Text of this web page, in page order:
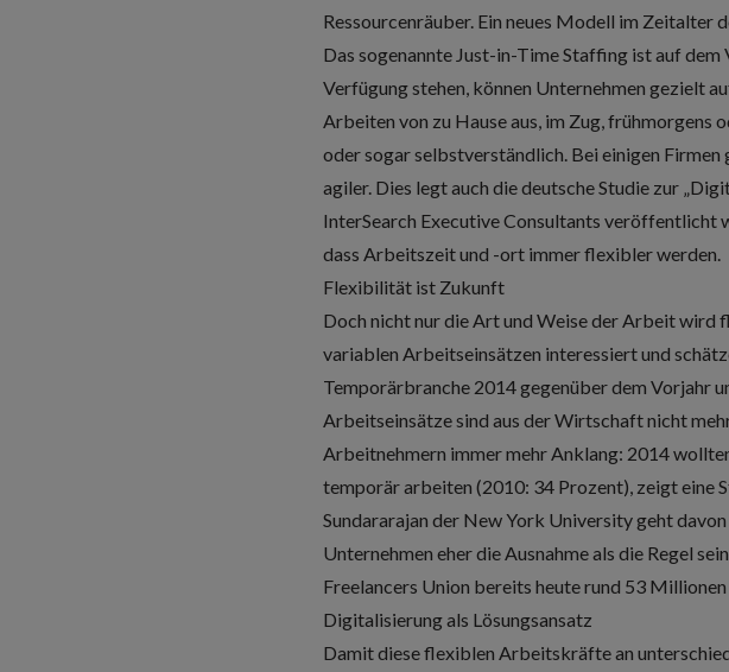
Ressourcenräuber. Ein neues Modell im
Das sogenannte Just-in-Time Staffing ist auf
Verfügung stehen, können Unternehmen gezielt
Arbeiten von zu Hause aus, im Zug, frühmorgens
oder sogar selbstverständlich. Bei einigen
agiler. Dies legt auch diedeutsche Studie zur
InterSearch Executive Consultants veröffentlicht
dass Arbeitszeit und -ort immer flexibler werden.
Flexibilität ist Zukunft
Doch nicht nur die Art und Weise der Arbeit wird
variablen Arbeitseinsätzen interessiert und
Temporärbranche 2014 gegenüber dem Vorjahr
Arbeitseinsätze sind aus der Wirtschaft nicht
Arbeitnehmern immer mehr Anklang: 2014
temporär arbeiten (2010: 34 Prozent), zeigt eine
Sundararajan der New York University geht
Unternehmen eher die Ausnahme als die Regel
Freelancers Union bereits heute rund 53
Digitalisierung als Lösungsansatz
Damit diese flexiblen Arbeitskräfte an